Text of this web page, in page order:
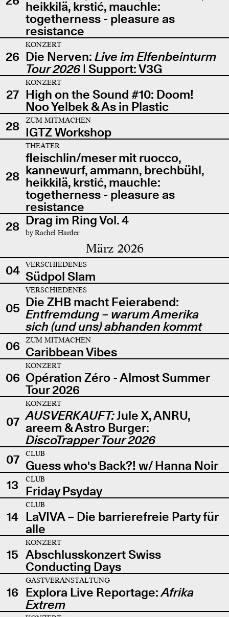
heikkilä, krstić, mauchle:
togetherness - pleasure as
resistance
26
KONZERT
Die Nerven: Live im Elfenbeinturm
Tour 2026| Support: V3G
27
KONZERT
High on the Sound #10: Doom!
Noo Yelbek & As in Plastic
28
ZUM MITMACHEN
IGTZ Workshop
28
THEATER
fleischlin/meser mit ruocco,
kannewurf, ammann, brechbühl,
heikkilä, krstić, mauchle:
togetherness - pleasure as
resistance
28 Drag im Ring Vol. 4
by Rachel Harder
März 2026
04 VERSCHIEDENES
Südpol Slam
05
VERSCHIEDENES
Die ZHB macht Feierabend:
Entfremdung – warum Amerika
sich (und uns) abhanden kommt
06
ZUM MITMACHEN
Caribbean Vibes
06
KONZERT
Opération Zéro - Almost Summer
Tour 2026
07
KONZERT
AUSVERKAUFT:Jule X, ANRU,
areem & Astro Burger:
DiscoTrapper Tour 2026
07
CLUB
Guess who's Back?! w/ Hanna Noir
13
CLUB
Friday Psyday
14
CLUB
LaVIVA – Die barrierefreie Party für
alle
15
KONZERT
Abschlusskonzert Swiss
Conducting Days
16
GASTVERANSTALTUNG
Explora Live Reportage:Afrika
Extrem